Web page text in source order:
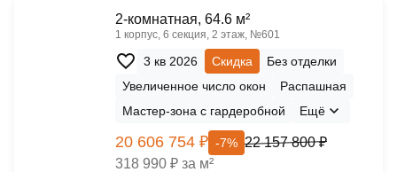
2-комнатная, 64.6 м²
1 корпус, 6 секция, 2 этаж, №601
3 кв 2026 Скидка
Без отделки
Увеличенное число окон
Распашная
Мастер-зона с гардеробной
Ещё
20 606 754 ₽ -7% 22 157 800 ₽
318 990 ₽ за м²